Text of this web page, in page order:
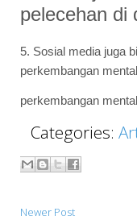
pelecehan di
5. Sosial media juga
perkembangan
perkembangan
Categories:
Newer Post